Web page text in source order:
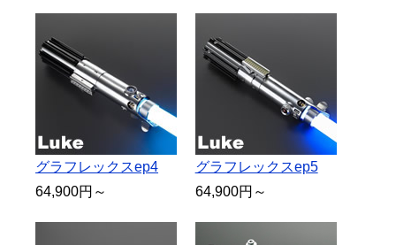
グラフレックスep4
64,900円～
グラフレックスep5
64,900円～